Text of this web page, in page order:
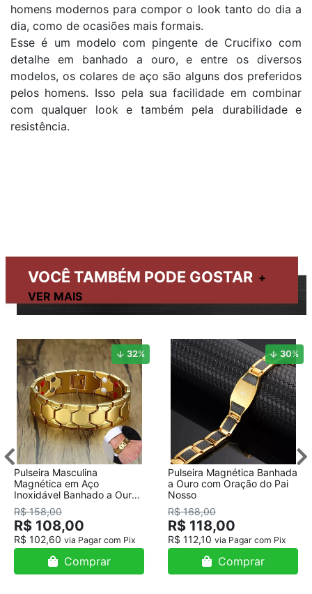
homens modernos para compor o look tanto do dia a
dia, como de ocasiões mais formais.
Esse é um modelo com pingente de Crucifixo com
detalhe em banhado a ouro, e entre os diversos
modelos, os colares de aço são alguns dos preferidos
pelos homens. Isso pela sua facilidade em combinar
com qualquer look e também pela durabilidade e
resistência.
VOCÊ TAMBÉM PODE GOSTAR
32%
Pulseira Masculina
Magnética em Aço
Inoxidável Banhado a Ouro
18K
R$ 158,00
R$ 108,00
R$ 102,60 via Pagar com Pix
Comprar
30%
Pulseira Magnética Banhada
a Ouro com Oração do Pai
Nosso
R$ 168,00
R$ 118,00
R$ 112,10 via Pagar com Pix
Comprar